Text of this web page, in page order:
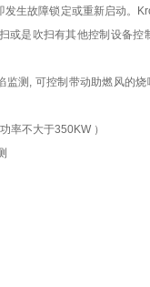
生故障锁定或重新启动。
或是吹扫有其他控制设备
监测, 可控制带动助燃风的
率不大于350KW ）